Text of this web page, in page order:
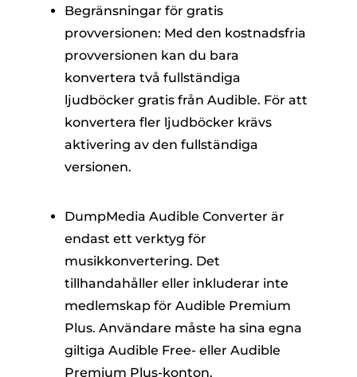
Begränsningar för gratis
provversionen: Med den kostnadsfria
provversionen kan du bara
konvertera två fullständiga
ljudböcker gratis från Audible. För att
konvertera fler ljudböcker krävs
aktivering av den fullständiga
versionen.
DumpMedia Audible Converter är
endast ett verktyg för
musikkonvertering. Det
tillhandahåller eller inkluderar inte
medlemskap för Audible Premium
Plus. Användare måste ha sina egna
giltiga Audible Free- eller Audible
Premium Plus-konton.